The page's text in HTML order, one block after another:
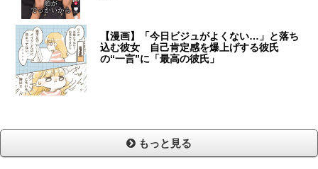
【漫画】「今日ビジュがよくない…」と落ち
込む彼女 自己肯定感を爆上げする彼氏
の“一言”に「最高の彼氏」
もっと見る